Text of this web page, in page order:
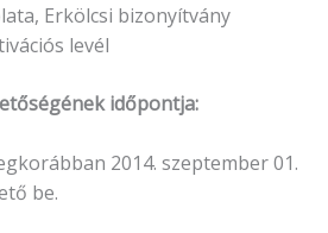
Erkölcsi bizonyítvány
levél
időpontja:
2014. szeptember 01.
be.